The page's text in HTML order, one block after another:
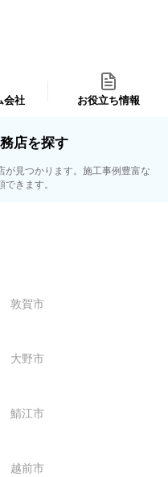
会社 お役立ち情報
店を探す
が見つかります。施工事例豊富な
きます。
敦賀市
大野市
鯖江市
越前市